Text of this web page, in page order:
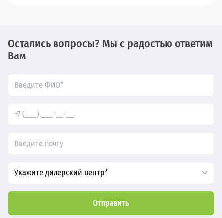
Остались вопросы? Мы с радостью ответим
Вам
Укажите дилерский центр*
Отправить